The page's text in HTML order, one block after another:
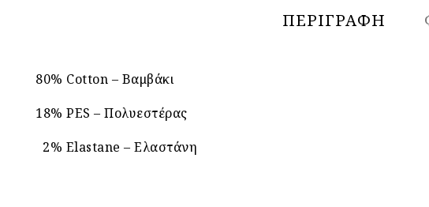
ΠΕΡΙΓΡΑΦΉ
80% Cotton – Βαμβάκι
18% PES – Πολυεστέρας
2% Elastane – Ελαστάνη